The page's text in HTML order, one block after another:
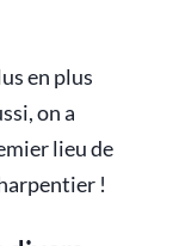
en plus
on a
lieu de
!